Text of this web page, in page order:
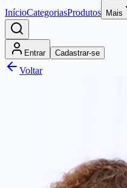
InícioCategoriasProdutos Mais
Entrar Cadastrar-se
Voltar